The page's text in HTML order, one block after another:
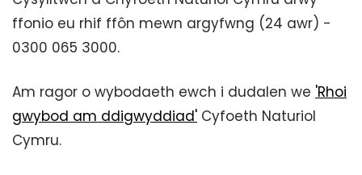
ffonio eu rhif ffôn mewn argyfwng (24 awr) -
0300 065 3000.
Am ragor o wybodaeth ewch i dudalen we 'Rhoi
gwybod am ddigwyddiad' Cyfoeth Naturiol
Cymru.